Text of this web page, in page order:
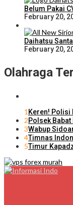
Belum Pakai
February 20,
Daihatsu
February 20,
Olahraga
1 Keren! Polisi
2Polsek
3Wabup
4Timnas
5Timur